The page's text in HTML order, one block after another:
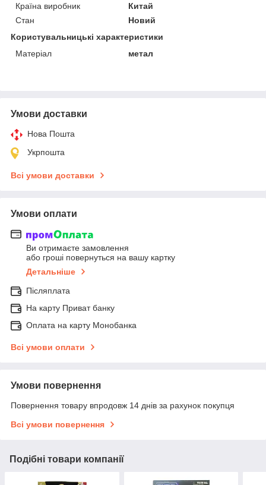
Країна виробник
Китай
Стан
Новий
Користувальницькі характеристики
Матеріал
метал
Умови доставки
Нова Пошта
Укрпошта
Всі умови доставки
Умови оплати
Ви отримаєте замовлення
або гроші повернуться на вашу картку
Детальніше
Післяплата
На карту Приват банку
Оплата на карту Монобанка
Всі умови оплати
Умови повернення
Повернення товару впродовж 14 днів за рахунок покупця
Всі умови повернення
Подібні товари компанії